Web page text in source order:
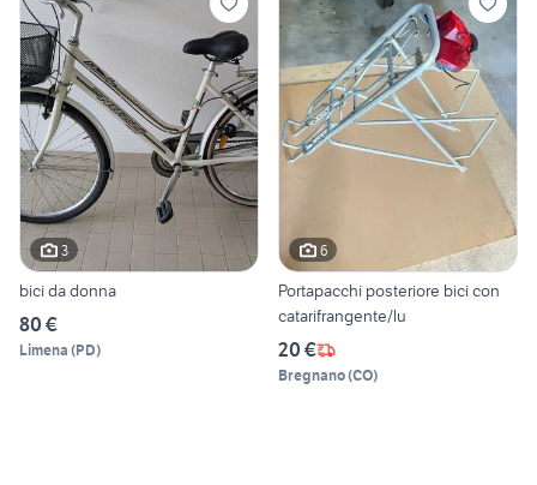
3
bici da donna
80 €
Limena (PD)
6
Portapacchi posteriore bici con
catarifrangente/lu
20 €
Bregnano(CO)